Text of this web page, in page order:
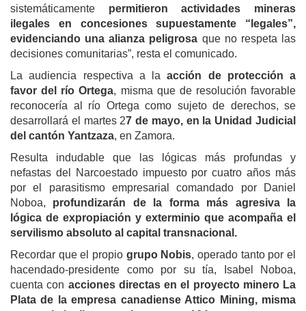
sistemáticamente permitieron actividades mineras
ilegales en concesiones supuestamente “legales”,
evidenciando una alianza peligrosa que no respeta las
decisiones comunitarias”, resta el comunicado.
La audiencia respectiva a laacción de protección a
favor del río Ortega, misma que de resolución favorable
reconocería al río Ortega como sujeto de derechos, se
desarrollará el martes 27 de mayo, en la Unidad Judicial
del cantón Yantzaza, en Zamora.
Resulta indudable que las lógicas más profundas y
nefastas del Narcoestado impuesto por cuatro años más
por el parasitismo empresarial comandado por Daniel
Noboa, profundizarán de la forma más agresiva la
lógica de expropiación y exterminio que acompaña el
servilismo absoluto al capital transnacional.
Recordar que el propio grupo Nobis, operado tanto por el
hacendado-presidente como por su tía, Isabel Noboa,
cuenta con acciones directas en el proyecto minero La
Plata de la empresa canadiense Attico Mining, misma